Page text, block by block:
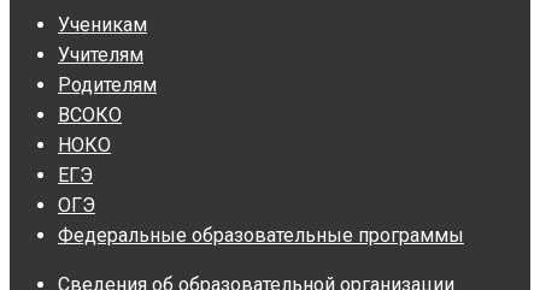
Ученикам
Учителям
Родителям
ВСОКО
НОКО
ЕГЭ
ОГЭ
Федеральные образовательные программы
Сведения об образовательной организации